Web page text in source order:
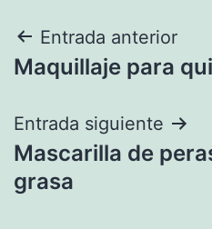
Navegación
de
entradas
Entrada anterior
Maquillaje para
Entrada siguiente
Mascarilla de
grasa